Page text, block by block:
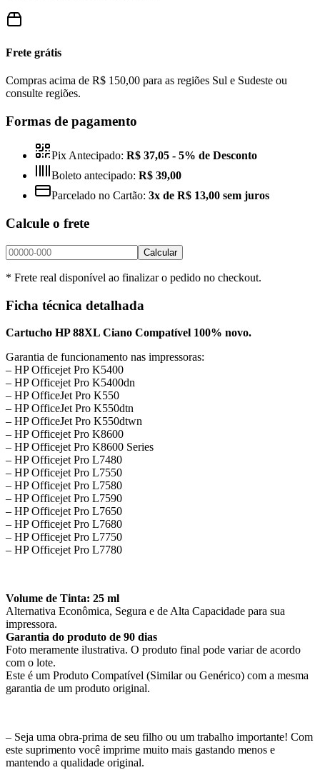
Frete grátis
Compras acima de R$ 150,00 para as regiões Sul e Sudeste ou
consulte regiões.
Formas de pagamento
Pix Antecipado: R$ 37,05 - 5% de Desconto
Boleto antecipado: R$ 39,00
Parcelado no Cartão: 3x de R$ 13,00 sem juros
Calcule o frete
Calcular
* Frete real disponível ao finalizar o pedido no checkout.
Ficha técnica detalhada
Cartucho HP 88XL Ciano Compatível 100% novo.
Garantia de funcionamento nas impressoras:
– HP Officejet Pro K5400
– HP Officejet Pro K5400dn
– HP OfficeJet Pro K550
– HP OfficeJet Pro K550dtn
– HP OfficeJet Pro K550dtwn
– HP Officejet Pro K8600
– HP Officejet Pro K8600 Series
– HP Officejet Pro L7480
– HP Officejet Pro L7550
– HP Officejet Pro L7580
– HP Officejet Pro L7590
– HP Officejet Pro L7650
– HP Officejet Pro L7680
– HP Officejet Pro L7750
– HP Officejet Pro L7780
Volume de Tinta: 25 ml
Alternativa Econômica, Segura e de Alta Capacidade para sua
impressora.
Garantia do produto de 90 dias
Foto meramente ilustrativa. O produto final pode variar de acordo
com o lote.
Este é um Produto Compatível (Similar ou Genérico) com a mesma
garantia de um produto original.
– Seja uma obra-prima de seu filho ou um trabalho importante! Com
este suprimento você imprime muito mais gastando menos e
mantendo a qualidade original.